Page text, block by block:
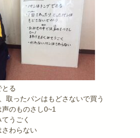
る
取ったパンはもどさないで買う
のものさし0~1
うごく
わらない